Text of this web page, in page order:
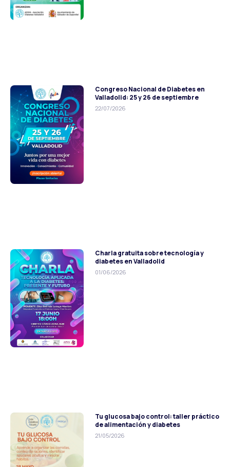
Congreso Nacional de Diabetes en
Valladolid: 25 y 26 de septiembre
22/07/2026
Charla gratuita sobre tecnología y
diabetes en Valladolid
01/06/2026
Tu glucosa bajo control: taller práctico
de alimentación y diabetes
21/05/2026